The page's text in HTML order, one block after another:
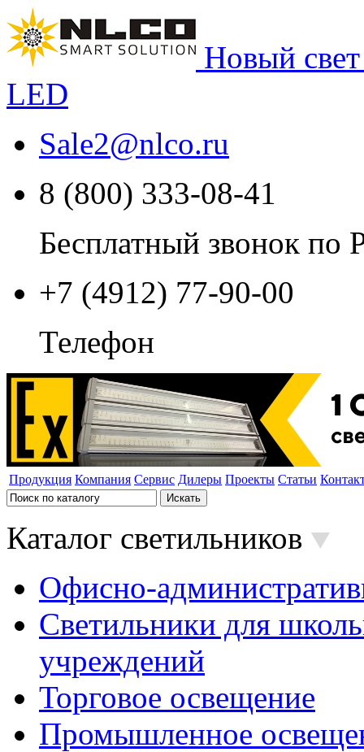
Новый
LED
Sale2@nlco.ru
8 (800) 333-08-41
Бесплатный звонок по
+7 (4912) 77-90-00
Телефон
Продукция Компания Сервис Дилеры Проекты Статьи
Каталог светильников
Офисно-
Светильники для
учреждений
Торговое освещение
Промышленное